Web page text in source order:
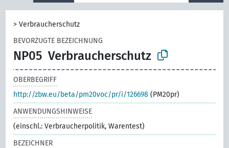
>Verbraucherschutz
BEVORZUGTE BEZEICHNUNG
NP05 Verbraucherschutz
OBERBEGRIFF
http://zbw.eu/beta/pm20voc/pr/i/126698 (PM20pr)
ANWENDUNGSHINWEISE
(einschl.: Verbraucherpolitik, Warentest)
BEZEICHNER